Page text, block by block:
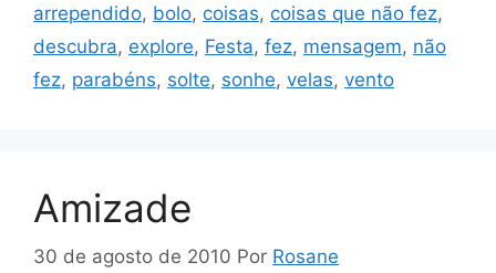
arrependido, bolo, coisas, coisas que não fez,
descubra, explore, Festa, fez, mensagem, não
fez, parabéns, solte, sonhe, velas, vento
Amizade
30 de agosto de 2010 Por Rosane